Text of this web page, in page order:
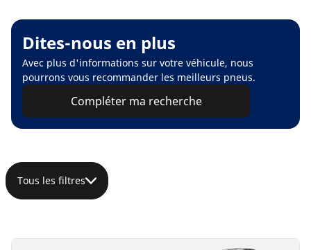
Dites-nous en plus
Avec plus d'informations sur votre véhicule, nous
pourrons vous recommander les meilleurs pneus.
Compléter ma recherche
Tous les filtres